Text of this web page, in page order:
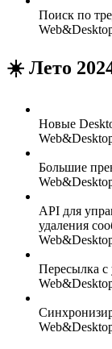
Поиск по
☀️ Лето
Новые
Большие
API для
удаления
Пересылка с